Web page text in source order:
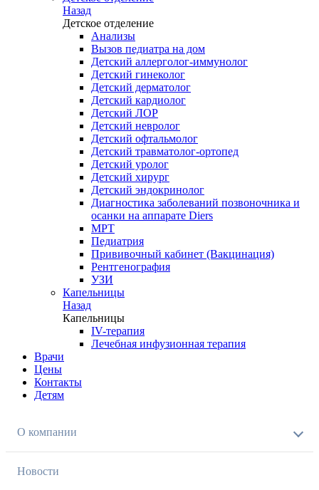
Назад
Детское отделение
Анализы
Вызов педиатра на дом
Детский аллерголог-иммунолог
Детский гинеколог
Детский дерматолог
Детский кардиолог
Детский ЛОР
Детский невролог
Детский офтальмолог
Детский травматолог-ортопед
Детский уролог
Детский хирург
Детский эндокринолог
Диагностика заболеваний позвоночника и
осанки на аппарате Diers
МРТ
Педиатрия
Прививочный кабинет (Вакцинация)
Рентгенография
УЗИ
Капельницы
Назад
Капельницы
IV-терапия
Лечебная инфузионная терапия
Врачи
Цены
Контакты
Детям
О компании
Новости